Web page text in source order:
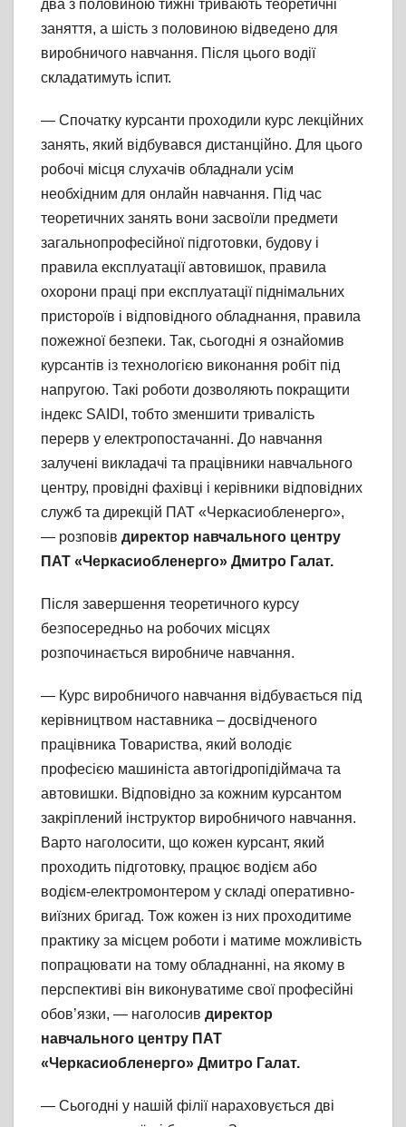
два з половиною тижні тривають теоретичні
заняття, а шість з половиною відведено для
виробничого навчання. Після цього водії
складатимуть іспит.
— Спочатку курсанти проходили курс лекційних
занять, який відбувався дистанційно. Для цього
робочі місця слухачів обладнали усім
необхідним для онлайн навчання. Під час
теоретичних занять вони засвоїли предмети
загальнопрофесійної підготовки, будову і
правила експлуатації автовишок, правила
охорони праці при експлуатації піднімальних
пристороїв і відповідного обладнання, правила
пожежної безпеки. Так, сьогодні я ознайомив
курсантів із технологією виконання робіт під
напругою. Такі роботи дозволяють покращити
індекс SAIDI, тобто зменшити тривалість
перерв у електропостачанні. До навчання
залучені викладачі та працівники навчального
центру, провідні фахівці і керівники відповідних
служб та дирекцій ПАТ «Черкасиобленерго»,
— розповів директор навчального центру
ПАТ «Черкасиобленерго» Дмитро Галат.
Після завершення теоретичного курсу
безпосередньо на робочих місцях
розпочинається виробниче навчання.
— Курс виробничого навчання відбувається під
керівництвом наставника – досвідченого
працівника Товариства, який володіє
професією машиніста автогідропідіймача та
автовишки. Відповідно за кожним курсантом
закріплений інструктор виробничого навчання.
Варто наголосити, що кожен курсант, який
проходить підготовку, працює водієм або
водієм-електромонтером у складі оперативно-
виїзних бригад. Тож кожен із них проходитиме
практику за місцем роботи і матиме можливість
попрацювати на тому обладнанні, на якому в
перспективі він виконуватиме свої професійні
обов’язки, — наголосив директор
навчального центру ПАТ
«Черкасиобленерго» Дмитро Галат.
— Сьогодні у нашій філії нараховується дві